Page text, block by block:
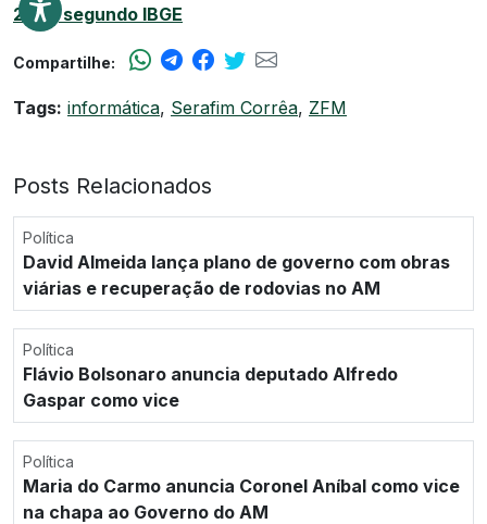
2021, segundo IBGE
Compartilhe:
Tags: informática, Serafim Corrêa, ZFM
Posts Relacionados
Política
David Almeida lança plano de governo com obras
viárias e recuperação de rodovias no AM
Política
Flávio Bolsonaro anuncia deputado Alfredo
Gaspar como vice
Política
Maria do Carmo anuncia Coronel Aníbal como vice
na chapa ao Governo do AM